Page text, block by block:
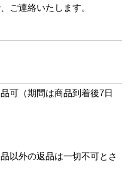
ご連絡いたします。
可（期間は商品到着後7日
以外の返品は一切不可とさ